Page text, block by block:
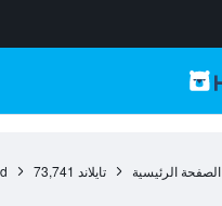
الصفحة الرئيسية تايلاند 73,741